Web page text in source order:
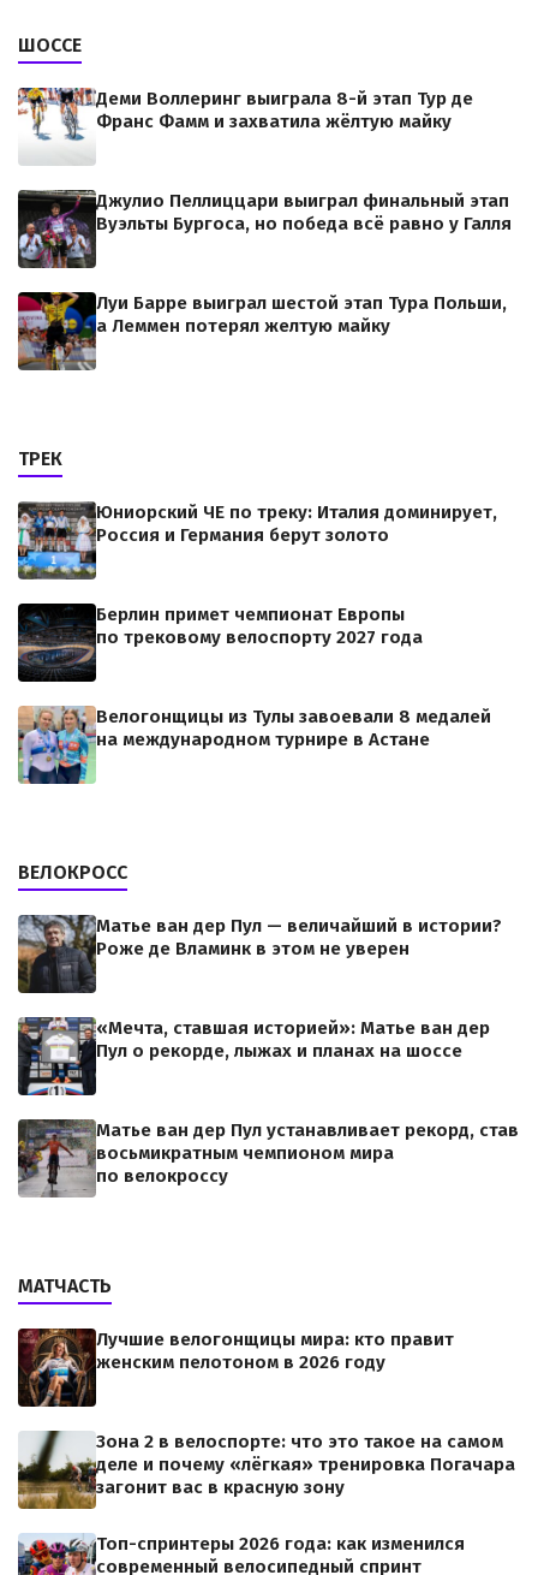
ШОССЕ
Деми Воллеринг выиграла 8-й этап Тур де
Франс Фамм и захватила жёлтую майку
Джулио Пеллиццари выиграл финальный этап
Вуэльты Бургоса, но победа всё равно у Галля
Луи Барре выиграл шестой этап Тура Польши,
а Леммен потерял желтую майку
ТРЕК
Юниорский ЧЕ по треку: Италия доминирует,
Россия и Германия берут золото
Берлин примет чемпионат Европы
по трековому велоспорту 2027 года
Велогонщицы из Тулы завоевали 8 медалей
на международном турнире в Астане
ВЕЛОКРОСС
Матье ван дер Пул — величайший в истории?
Роже де Вламинк в этом не уверен
«Мечта, ставшая историей»: Матье ван дер
Пул о рекорде, лыжах и планах на шоссе
Матье ван дер Пул устанавливает рекорд, став
восьмикратным чемпионом мира
по велокроссу
МАТЧАСТЬ
Лучшие велогонщицы мира: кто правит
женским пелотоном в 2026 году
Зона 2 в велоспорте: что это такое на самом
деле и почему «лёгкая» тренировка Погачара
загонит вас в красную зону
Топ-спринтеры 2026 года: как изменился
современный велосипедный спринт